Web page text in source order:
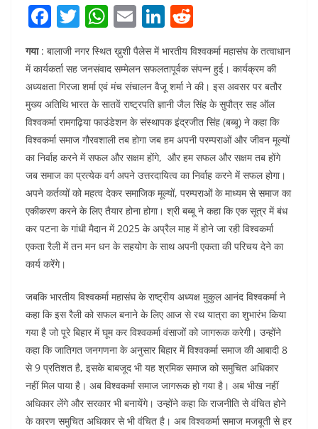
F
c
e
b
o
o
k
T
w
itt
er
W
at
s
A
p
p
E
m
ai
l
Li
n
k
e
dI
n
e
d
di
t
गया: बालाजी नगर स्थित ख़ुशी पैलेस में भारतीय विश्वकर्मा महासंघ के तत्वाधान
में कार्यकर्ता सह जनसंवाद सम्मेलन सफलतापूर्वक संपन्न हुई। कार्यक्रम की
अध्यक्षता गिरजा शर्मा एवं मंच संचालन वैजू शर्मा ने की। इस अवसर पर बतौर
मुख्य अतिथि भारत के सातवें राष्ट्रपति ज्ञानी जैल सिंह के सुपौत्र सह ऑल
विश्वकर्मा रामगढ़िया फाउंडेशन के संस्थापक इंद्रजीत सिंह (बब्बू) ने कहा कि
विश्वकर्मा समाज गौरवशाली तब होगा जब हम अपनी परम्पराओं और जीवन मूल्यों
का निर्वाह करने में सफल और सक्षम होंगे, और हम सफल और सक्षम तब होंगे
जब समाज का प्रत्येक वर्ग अपने उत्तरदायित्व का निर्वाह करने में सफल होगा।
अपने कर्तव्यों को महत्व देकर समाजिक मूल्यों, परम्पराओं के माध्यम से समाज का
एकीकरण करने के लिए तैयार होना होगा। श्री बब्बू ने कहा कि एक सूत्र में बंध
कर पटना के गांधी मैदान में 2025 के अप्रैल माह में होने जा रही विश्वकर्मा
एकता रैली में तन मन धन के सहयोग के साथ अपनी एकता की परिचय देने का
कार्य करेंगे।
जबकि भारतीय विश्वकर्मा महासंघ के राष्ट्रीय अध्यक्ष मुकुल आनंद विश्वकर्मा ने
कहा कि इस रैली को सफल बनाने के लिए आज से रथ यात्रा का शुभारंभ किया
गया है जो पूरे बिहार में घूम कर विश्वकर्मा वंसाजों को जागरूक करेगी। उन्होंने
कहा कि जातिगत जनगणना के अनुसार बिहार में विश्वकर्मा समाज की आबादी 8
से 9 प्रतिशत है, इसके बाबजूद भी यह श्रमिक समाज को समुचित अधिकार
नहीं मिल पाया है। अब विश्वकर्मा समाज जागरूक हो गया है। अब भीख नहीं
अधिकार लेंगे और सरकार भी बनायेंगे। उन्होंने कहा कि राजनीति से वंचित होने
के कारण समुचित अधिकार से भी वंचित है। अब विश्वकर्मा समाज मजबूती से हर